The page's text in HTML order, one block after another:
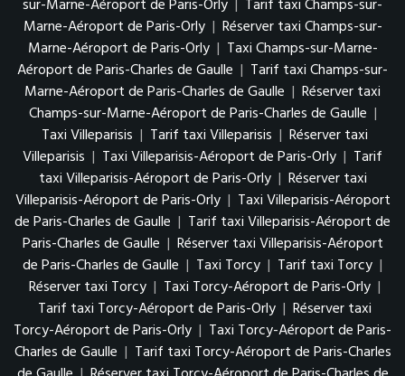
sur-Marne-Aéroport de Paris-Orly | Tarif taxi Champs-sur-
Marne-Aéroport de Paris-Orly | Réserver taxi Champs-sur-
Marne-Aéroport de Paris-Orly | Taxi Champs-sur-Marne-
Aéroport de Paris-Charles de Gaulle | Tarif taxi Champs-sur-
Marne-Aéroport de Paris-Charles de Gaulle | Réserver taxi
Champs-sur-Marne-Aéroport de Paris-Charles de Gaulle |
Taxi Villeparisis | Tarif taxi Villeparisis | Réserver taxi
Villeparisis | Taxi Villeparisis-Aéroport de Paris-Orly | Tarif
taxi Villeparisis-Aéroport de Paris-Orly | Réserver taxi
Villeparisis-Aéroport de Paris-Orly | Taxi Villeparisis-Aéroport
de Paris-Charles de Gaulle | Tarif taxi Villeparisis-Aéroport de
Paris-Charles de Gaulle | Réserver taxi Villeparisis-Aéroport
de Paris-Charles de Gaulle | Taxi Torcy | Tarif taxi Torcy |
Réserver taxi Torcy | Taxi Torcy-Aéroport de Paris-Orly |
Tarif taxi Torcy-Aéroport de Paris-Orly | Réserver taxi
Torcy-Aéroport de Paris-Orly | Taxi Torcy-Aéroport de Paris-
Charles de Gaulle | Tarif taxi Torcy-Aéroport de Paris-Charles